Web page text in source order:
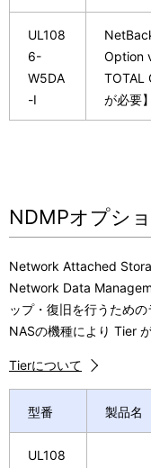
UL108
6-
W5DA
-I
Option
TOTAL
が必要】
NDMPオプシ
Network Attached
Network Data
ップ・復旧を行うための
NASの機種により Tier
Tierについて
型番 製品名
UL108